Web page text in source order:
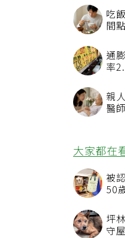
吃
間
通
率
親
醫
大家都在
被
50
坪
守